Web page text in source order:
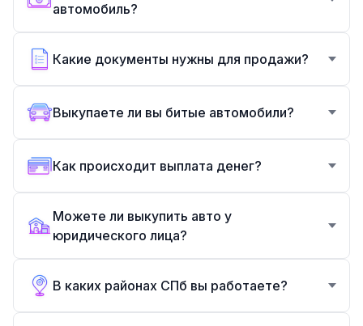
автомобиль?
Какие документы нужны для продажи?
Выкупаете ли вы битые автомобили?
Как происходит выплата денег?
Можете ли выкупить авто у
юридического лица?
В каких районах СПб вы работаете?